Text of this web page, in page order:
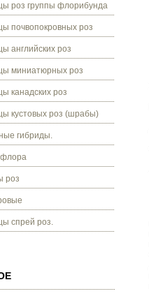
роз группы флорибунда
почвопокровных роз
английских роз
миниатюрных роз
канадских роз
кустовых роз (шрабы)
гибриды.
роз
спрей роз.